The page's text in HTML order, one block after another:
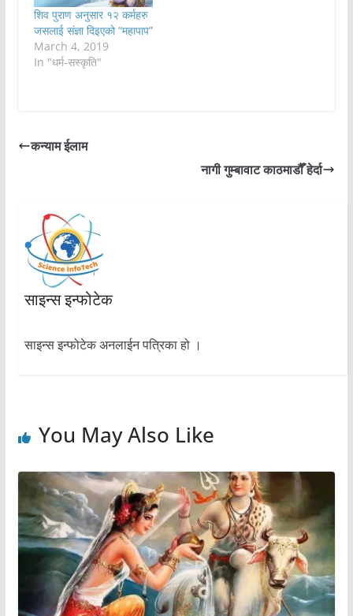
शिव पुराण अनुसार १२ कर्महरु
जसलाई संज्ञा दिइएको “महापाप”
March 4, 2019
In "धर्म-सस्कृति"
कन्याम ईलाम
नागी गुम्बावाट काठमाडौँ हेर्दा
साइन्स इन्फोटेक
साइन्स इन्फोटेक अनलाईन पत्रिका हो ।
You May Also Like